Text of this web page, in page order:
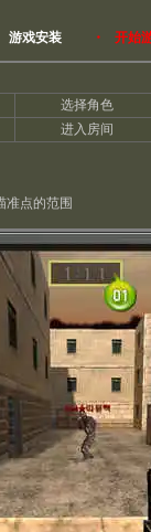
游戏安装 ・ 开始
选择角色
进入房间
准点的范围